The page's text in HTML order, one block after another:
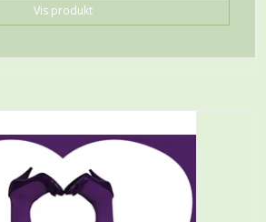
Vis produkt